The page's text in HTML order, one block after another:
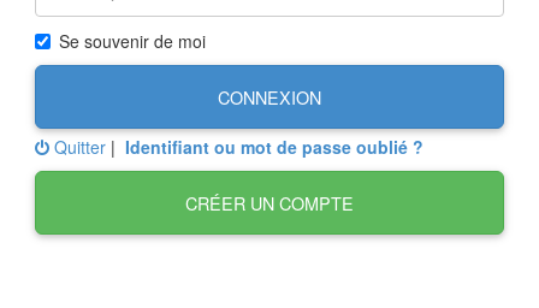
Se souvenir de moi
CONNEXION
Quitter | Identifiant ou mot de passe oublié ?
CRÉER UN COMPTE